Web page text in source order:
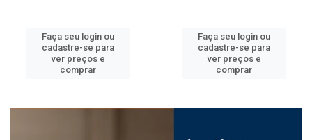
Faça seu login ou
cadastre-se para
ver preços e
comprar
Faça seu login ou
cadastre-se para
ver preços e
comprar